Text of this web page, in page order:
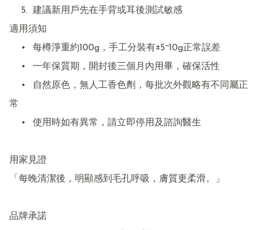
適用須知
常
用家見證
「每晚清潔後，明顯感到毛孔呼吸，膚質更柔滑。」
品牌承諾